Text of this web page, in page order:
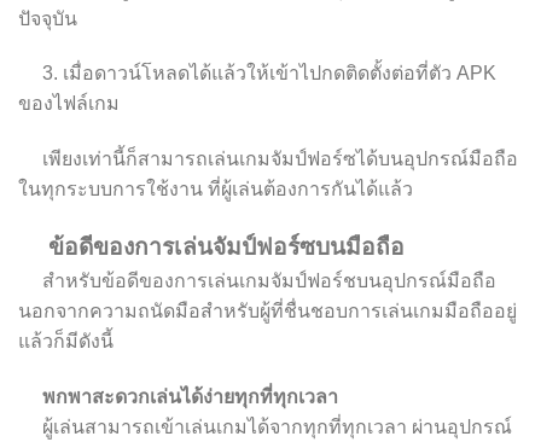
ปัจจุบัน
3. เมื่อดาวน์โหลดได้แล้วให้เข้าไปกดติดตั้งต่อที่ตัว APK
ของไฟล์เกม
เพียงเท่านี้ก็สามารถเล่นเกมจัมป์ฟอร์ซได้บนอุปกรณ์มือถือ
ในทุกระบบการใช้งาน ที่ผู้เล่นต้องการกันได้แล้ว
ข้อดีของการเล่นจัมป์ฟอร์ซบนมือถือ
สำหรับข้อดีของการเล่นเกมจัมป์ฟอร์ชบนอุปกรณ์มือถือ
นอกจากความถนัดมือสำหรับผู้ที่ชื่นชอบการเล่นเกมมือถืออยู่
แล้วก็มีดังนี้
พกพาสะดวกเล่นได้ง่ายทุกที่ทุกเวลา
ผู้เล่นสามารถเข้าเล่นเกมได้จากทุกที่ทุกเวลา ผ่านอุปกรณ์